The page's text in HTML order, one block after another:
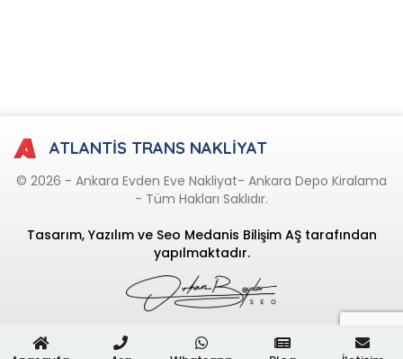
ATLANTİS TRANS NAKLİYAT
© 2026 - Ankara Evden Eve Nakliyat- Ankara Depo Kiralama
- Tüm Hakları Saklıdır.
Tasarım, Yazılım ve Seo Medanis Bilişim AŞ tarafından
yapılmaktadır.